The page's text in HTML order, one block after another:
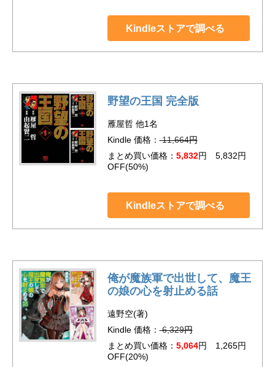
Kindleストアで調べる
野望の王国 完全版
雁屋哲 他1名
Kindle 価格： 11,664円
まとめ買い価格： 5,832円 5,832円
OFF(50%)
Kindleストアで調べる
俺が魔族軍で出世して、魔王
の娘の心を射止める話
遠野空(著)
Kindle 価格： 6,329円
まとめ買い価格： 5,064円 1,265円
OFF(20%)